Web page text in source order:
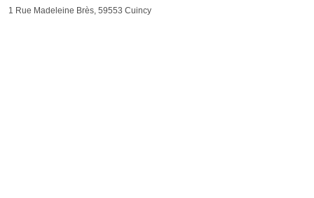
1 Rue Madeleine Brès, 59553 Cuincy